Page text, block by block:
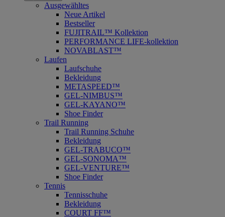
Ausgewähltes
Neue Artikel
Bestseller
FUJITRAIL™ Kollektion
PERFORMANCE LIFE-kollektion
NOVABLAST™
Laufen
Laufschuhe
Bekleidung
METASPEED™
GEL-NIMBUS™
GEL-KAYANO™
Shoe Finder
Trail Running
Trail Running Schuhe
Bekleidung
GEL-TRABUCO™
GEL-SONOMA™
GEL-VENTURE™
Shoe Finder
Tennis
Tennisschuhe
Bekleidung
COURT FF™